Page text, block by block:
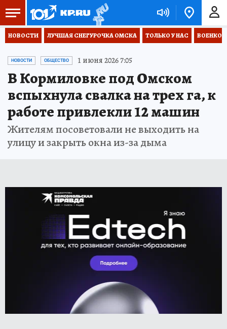
НОВОСТИ ЛУЧШАЯ СНЕГУРОЧКА ОМСКА ТОЛЬКО У НАС
НОВОСТИ ОБЩЕСТВО 1 июня 2026 7:05
В Кормиловке под Омском
вспыхнула свалка на трех га, к
работе привлекли 12 машин
Жителям посоветовали не выходить на
улицу и закрыть окна из-за дыма